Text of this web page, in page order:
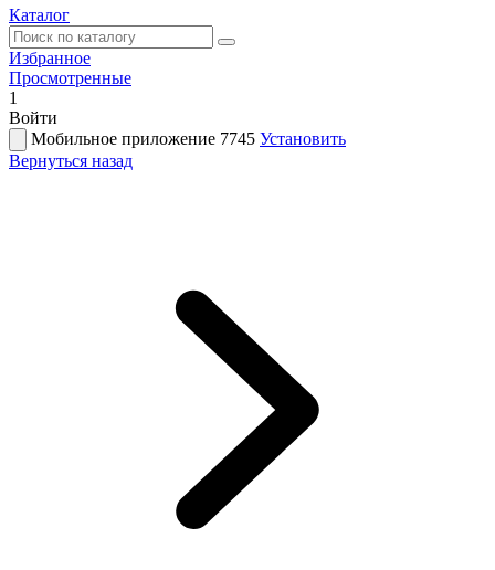
Каталог
Избранное
Просмотренные
1
Войти
Мобильное приложение 7745 Установить
Вернуться назад